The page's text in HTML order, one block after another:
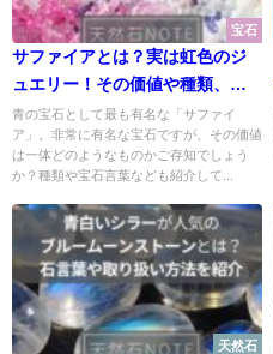
宝石
サファイアとは？実は虹色のジ
ュエリー！その価値や種類、宝
石言葉まで紹介！
青の宝石として最も有名な「サファイ
ア」。非常に有名な宝石ですが、その価値
は一体どのようなものかご存知でしょう
か？種類や宝石言葉なども紹介して...
天然石